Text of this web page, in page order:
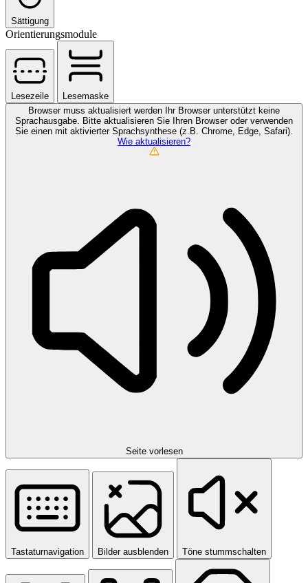
Sättigung
Orientierungsmodule
Lesezeile
Lesemaske
Browser muss aktualisiert werden Ihr Browser unterstützt keine
Sprachausgabe. Bitte aktualisieren Sie Ihren Browser oder verwenden
Sie einen mit aktivierter Sprachsynthese (z.B. Chrome, Edge, Safari).
Wie aktualisieren?
Seite vorlesen
Tastaturnavigation Bilder ausblenden Töne stummschalten